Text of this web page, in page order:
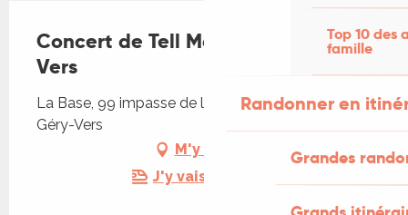
Top 10 des
famille
Randonner en
Grandes
Concert de Tell Mama à la Base de
Vers
La Base, 99 impasse de la Drague, 46330 Saint
Géry-Vers
M'y rendre
J'y vais en train !